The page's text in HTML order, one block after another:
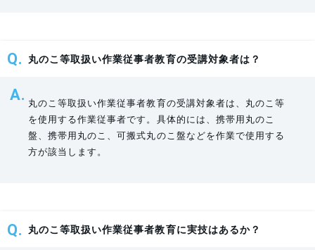
丸のこ等取扱い作業従事者教育の受講対象者は？
丸のこ等取扱い作業従事者教育の受講対象者は、丸のこ等
を使用する作業従事者です。具体的には、携帯用丸のこ
盤、携帯用丸のこ、可搬式丸のこ盤などを作業で使用する
方が該当します。
丸のこ等取扱い作業従事者教育に実技はあるか？